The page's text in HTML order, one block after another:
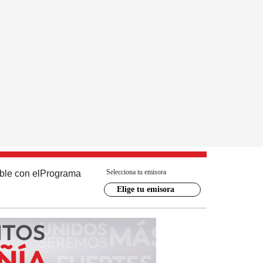
con el Programa Selecciona tu emisora
Elige tu emisora